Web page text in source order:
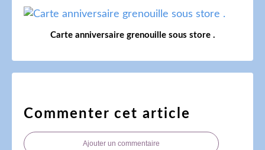
Carte anniversaire grenouille sous store .
Commenter cet article
Ajouter un commentaire